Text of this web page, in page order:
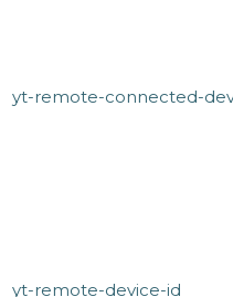
yt-remote-connected-
yt-remote-device-id